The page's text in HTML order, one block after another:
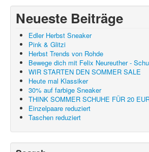
Neueste Beiträge
Edler Herbst Sneaker
Pink & Glitzi
Herbst Trends von Rohde
Bewege dich mit Felix Neureuther -
WIR STARTEN DEN SOMMER SALE
Heute mal Klassiker
30% auf farbige Sneaker
THINK SOMMER SCHUHE FÜR 20
Einzelpaare reduziert
Taschen reduziert